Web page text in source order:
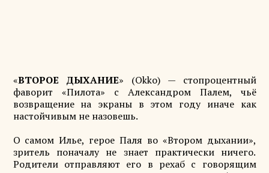
«ВТОРОЕ ДЫХАНИЕ» (Okko) — стопроцентный
фаворит «Пилота» с Александром Палем, чьё
возвращение на экраны в этом году иначе как
настойчивым не назовешь.
О самом Илье, герое Паля во «Втором дыхании»,
зритель поначалу не знает практически ничего.
Родители отправляют его в рехаб с говорящим